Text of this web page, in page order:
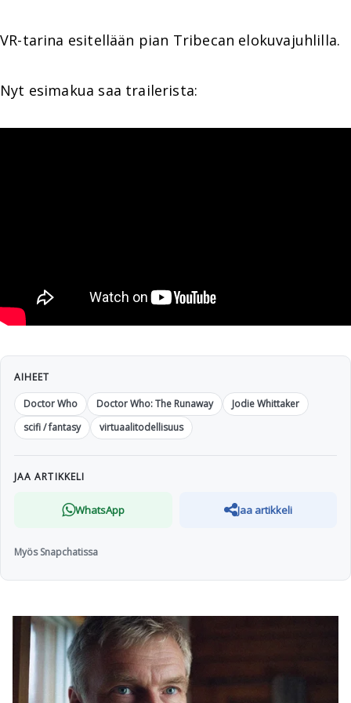
VR-tarina esitellään pian Tribecan elokuvajuhlilla.
Nyt esimakua saa trailerista:
AIHEET
Doctor Who
Doctor Who: The Runaway
Jodie Whittaker
scifi / fantasy
virtuaalitodellisuus
JAA ARTIKKELI
WhatsApp Jaa artikkeli
Myös Snapchatissa